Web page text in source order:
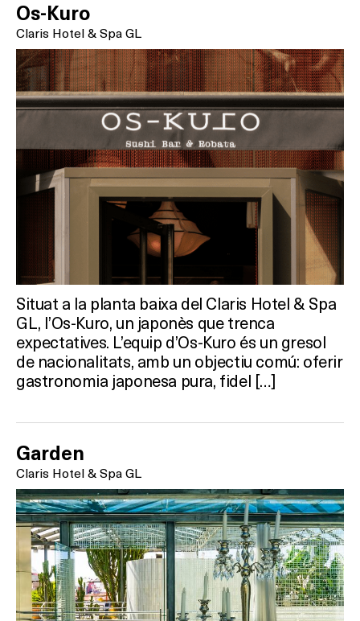
Os-Kuro
Claris Hotel & Spa GL
Situat a la planta baixa del Claris Hotel & Spa
GL, l’Os-Kuro, un japonès que trenca
expectatives. L’equip d’Os-Kuro és un gresol
de nacionalitats, amb un objectiu comú: oferir
gastronomia japonesa pura, fidel […]
Garden
Claris Hotel & Spa GL